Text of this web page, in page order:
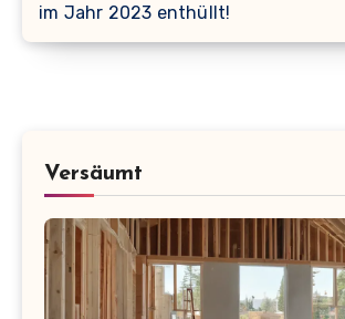
im Jahr 2023 enthüllt!
Versäumt